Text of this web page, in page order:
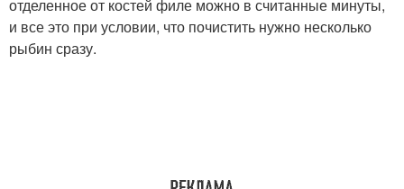
отделенное от костей филе можно в считанные минуты,
и все это при условии, что почистить нужно несколько
рыбин сразу.